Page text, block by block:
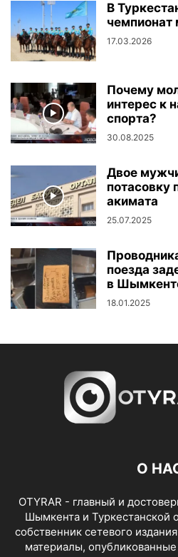
В
чемпионат
17.03.2026
Почему
интерес к
спорта?
30.08.2025
Двое
потасовку
акимата
25.07.2025
поезда
в
18.01.2025
О
OTYRAR - главный и
Шымкента и Туркестанской
собственник сетевого
материалы,